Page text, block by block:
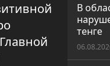
В
тенге